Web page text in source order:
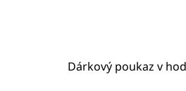
Dárkový poukaz v